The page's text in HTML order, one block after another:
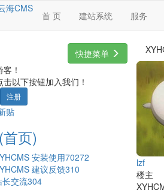
首 页 建站系统 服务
快捷菜单
！
以下按钮加入我们！
注册
贴
页)
安装使用70272
建议反馈310
长交流304
lzf
楼主